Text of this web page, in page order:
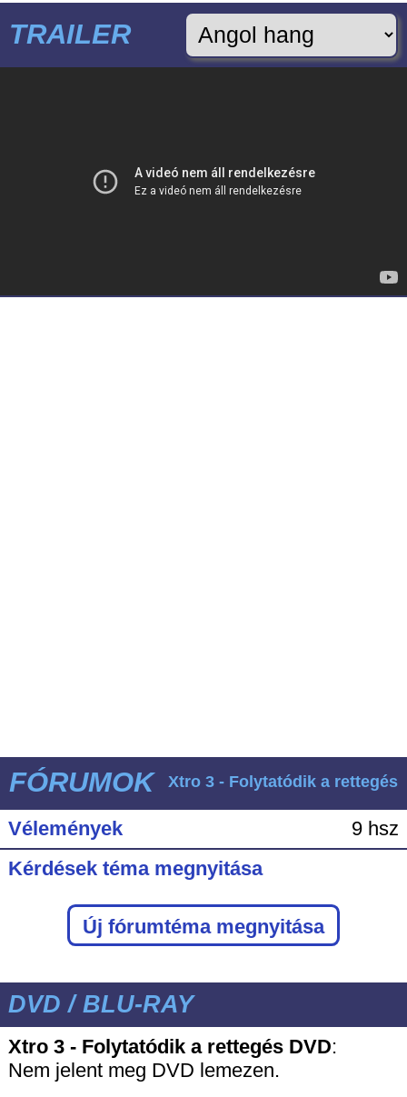
TRAILER
FÓRUMOK Xtro 3 - Folytatódik a rettegés
Vélemények
9 hsz
Kérdések téma megnyitása
Új fórumtéma megnyitása
DVD / BLU-RAY
Xtro 3 - Folytatódik a rettegés DVD:
Nem jelent meg DVD lemezen.